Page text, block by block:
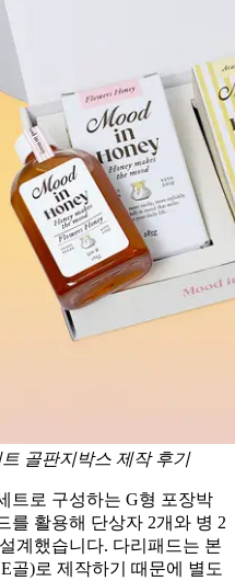
골판지박스 제작 후기
트로 구성하는 G형 포장박
를 활용해 단상자 2개와 병 2
계했습니다. 다리패드는 본
골)로 제작하기 때문에 별도